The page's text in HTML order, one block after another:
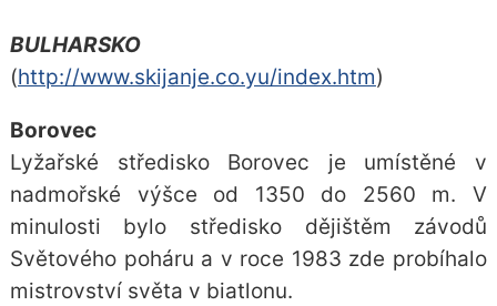
BULHARSKO
(http://www.skijanje.co.yu/index.htm)
Borovec
Lyžařské středisko Borovec je umístěné v
nadmořské výšce od 1350 do 2560 m. V
minulosti bylo středisko dějištěm závodů
Světového poháru a v roce 1983 zde probíhalo
mistrovství světa v biatlonu.